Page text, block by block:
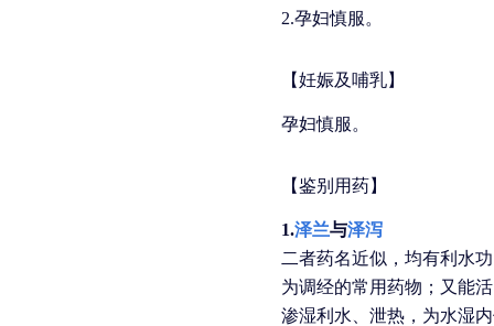
2.孕妇慎服。
【妊娠及哺乳】
孕妇慎服。
【鉴别用药】
1.泽兰与泽泻
二者药名近似，均有利水
为调经的常用药物；又能
渗湿利水、泄热，为水湿